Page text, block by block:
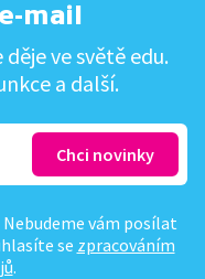
mail
ve světě edu.
a další.
vám posílat
se zpracováním
.